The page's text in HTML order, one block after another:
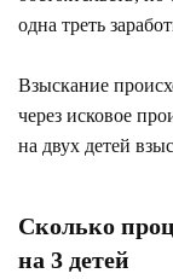
одна треть
Взыскание
через исковое
на двух детей
Сколько
на 3 детей